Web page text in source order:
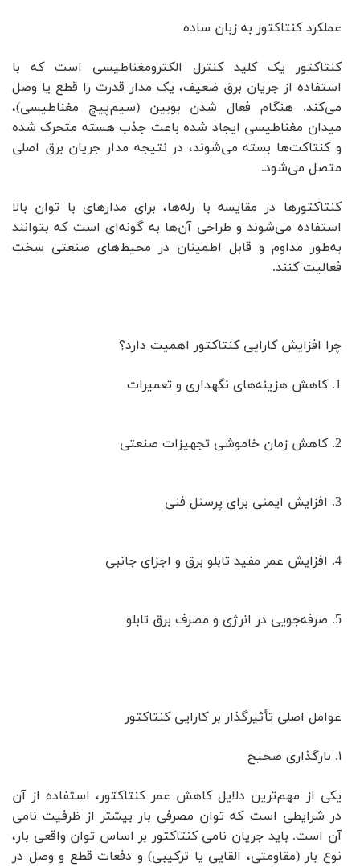
عملکرد کنتاکتور به زبان ساده
کنتاکتور یک کلید کنترل الکترومغناطیسی است که با
استفاده از جریان برق ضعیف، یک مدار قدرت را قطع یا وصل
می‌کند. هنگام فعال‌ شدن بوبین (سیم‌پیچ مغناطیسی)،
میدان مغناطیسی ایجاد شده باعث جذب هسته متحرک شده
و کنتاکت‌ها بسته می‌شوند، در نتیجه مدار جریان برق اصلی
متصل می‌شود.
کنتاکتورها در مقایسه با رله‌ها، برای مدارهای با توان بالا
استفاده می‌شوند و طراحی آن‌ها به گونه‌ای است که بتوانند
به‌طور مداوم و قابل اطمینان در محیط‌های صنعتی سخت
فعالیت کنند.
چرا افزایش کارایی کنتاکتور اهمیت دارد؟
1. کاهش هزینه‌های نگهداری و تعمیرات
2. کاهش زمان خاموشی تجهیزات صنعتی
3. افزایش ایمنی برای پرسنل فنی
4. افزایش عمر مفید تابلو برق و اجزای جانبی
5. صرفه‌جویی در انرژی و مصرف برق تابلو
عوامل اصلی تأثیرگذار بر کارایی کنتاکتور
۱. بارگذاری صحیح
یکی از مهم‌ترین دلایل کاهش عمر کنتاکتور، استفاده از آن
در شرایطی است که توان مصرفی بار بیشتر از ظرفیت نامی
آن است. باید جریان نامی کنتاکتور بر اساس توان واقعی بار،
نوع بار (مقاومتی، القایی یا ترکیبی) و دفعات قطع و وصل در